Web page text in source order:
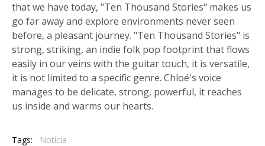
that we have today, "Ten Thousand Stories" makes us
go far away and explore environments never seen
before, a pleasant journey. "Ten Thousand Stories" is
strong, striking, an indie folk pop footprint that flows
easily in our veins with the guitar touch, it is versatile,
it is not limited to a specific genre. Chloé's voice
manages to be delicate, strong, powerful, it reaches
us inside and warms our hearts.
Tags: Notícia